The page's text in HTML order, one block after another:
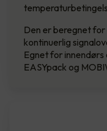
Den er beregnet
kontinuerlig
Egnet for
EASYpack og